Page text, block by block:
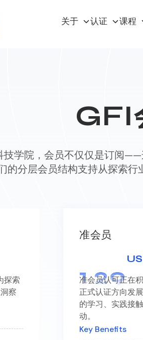
关于 认证 课程
GFI
技学院，会员不仅仅是订阅
的分层会员结构支持从探索行
探索
察
准会员
1 29
准会员认可正在
正式认证方向发
的学习、实践接
动。
Key Benefits